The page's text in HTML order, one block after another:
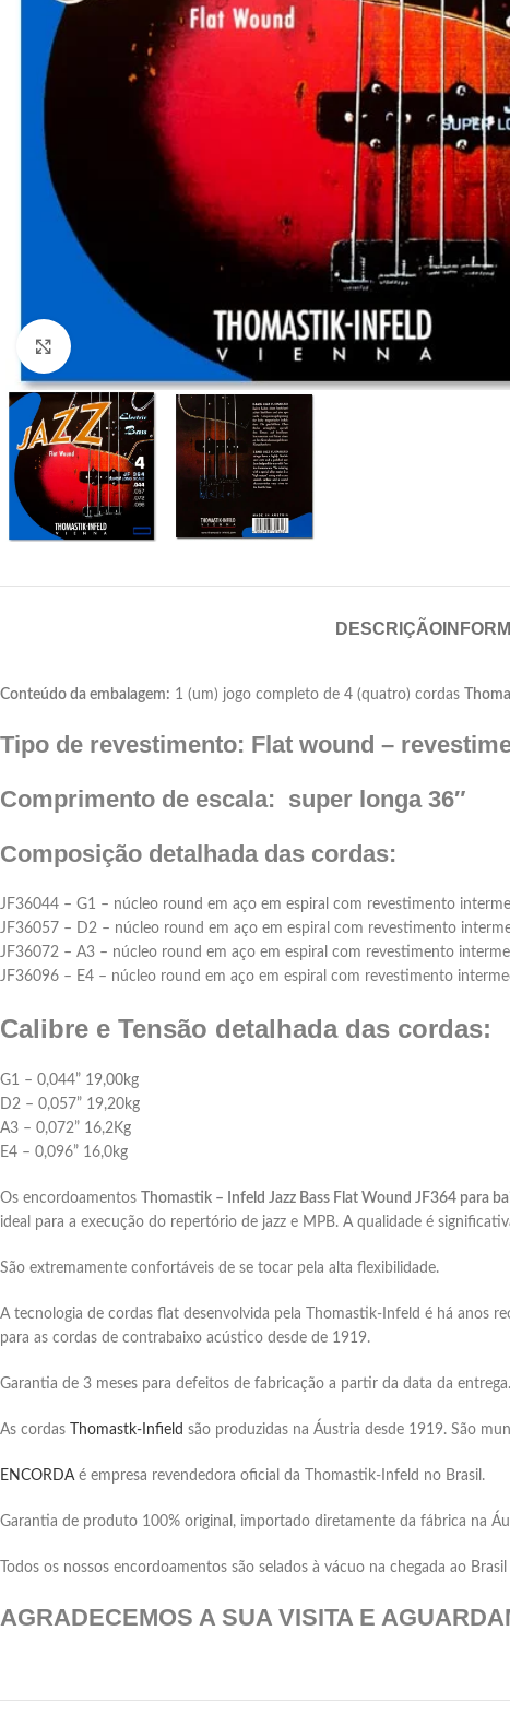
DESCRIÇÃO
Conteúdo da embalagem: 1 (um) jogo completo de 4 (quatro) cordas
Tipo de revestimento: Flat wound –
Comprimento de escala: super longa 36″
Composição detalhada das cordas:
JF36044 – G1 – núcleo round em aço em espiral com revestimento
JF36057 – D2 – núcleo round em aço em espiral com revestimento
JF36072 – A3 – núcleo round em aço em espiral com revestimento
JF36096 – E4 – núcleo round em aço em espiral com revestimento
Calibre e Tensão detalhada das cordas:
G1 – 0,044” 19,00kg
D2 – 0,057” 19,20kg
A3 – 0,072” 16,2Kg
E4 – 0,096” 16,0kg
Os encordoamentos Thomastik – Infeld Jazz Bass Flat Wound JF364 para
ideal para a execução do repertório de jazz e MPB. A qualidade é
São extremamente confortáveis de se tocar pela alta flexibilidade.
A tecnologia de cordas flat desenvolvida pela Thomastik-Infeld é há anos
para as cordas de contrabaixo acústico desde de 1919.
Garantia de 3 meses para defeitos de fabricação a partir da data da entrega.
As cordas Thomastk-Infield são produzidas na Áustria desde 1919. São
ENCORDAé empresa revendedora oficial da Thomastik-Infeld no Brasil.
Garantia de produto 100% original, importado diretamente da fábrica na
Todos os nossos encordoamentos são selados à vácuo na chegada ao
AGRADECEMOS A SUA VISITA E